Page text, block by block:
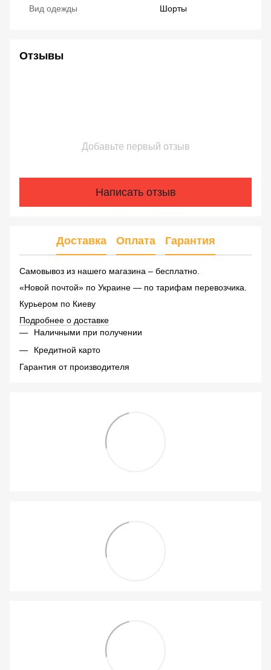
Вид одежды Шорты
Отзывы
Добавьте первый отзыв
Написать отзыв
Доставка Оплата Гарантия
Самовывоз из нашего магазина – бесплатно.
«Новой почтой» по Украине — по тарифам перевозчика.
Курьером по Киеву
Подробнее о доставке
Наличными при получении
Кредитной карто
Гарантия от производителя